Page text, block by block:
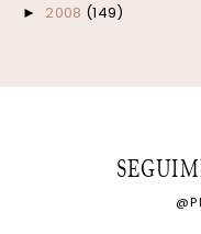
► 2008 (149)